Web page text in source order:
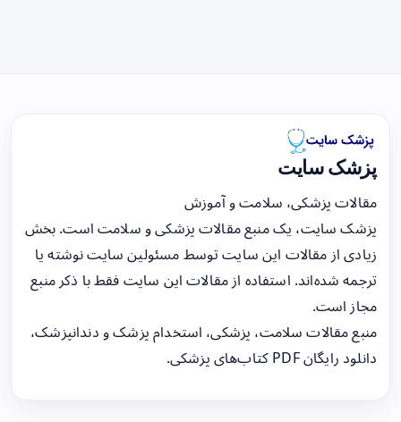
پزشک سایت
مقالات پزشکی، سلامت و آموزش
پزشک سایت، یک منبع مقالات پزشکی و سلامت است. بخش
زیادی از مقالات این سایت توسط مسئولین سایت نوشته یا
ترجمه شده‌اند. استفاده از مقالات این سایت فقط با ذکر منبع
مجاز است.
منبع مقالات سلامت، پزشکی، استخدام پزشک و دندانپزشک،
دانلود رایگان PDF کتاب‌های پزشکی.